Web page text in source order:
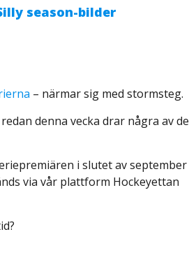
season-bilder
– närmar sig med stormsteg.
denna vecka drar några av de
i slutet av september
via vår plattform Hockeyettan